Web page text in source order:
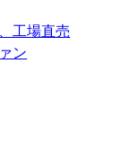
工場直売
ン